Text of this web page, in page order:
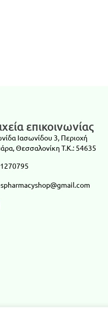
επικοινωνίας
Ιασωνίδου 3, Περιοχή
Θεσσαλονίκη T.K.: 54635